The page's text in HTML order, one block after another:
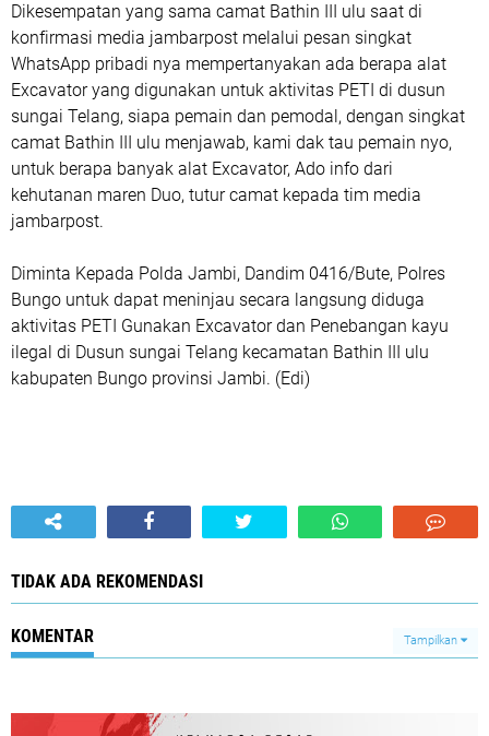
Dikesempatan yang sama camat Bathin III ulu saat di
konfirmasi media jambarpost melalui pesan singkat
WhatsApp pribadi nya mempertanyakan ada berapa alat
Excavator yang digunakan untuk aktivitas PETI di dusun
sungai Telang, siapa pemain dan pemodal, dengan singkat
camat Bathin III ulu menjawab, kami dak tau pemain nyo,
untuk berapa banyak alat Excavator, Ado info dari
kehutanan maren Duo, tutur camat kepada tim media
jambarpost.
Diminta Kepada Polda Jambi, Dandim 0416/Bute, Polres
Bungo untuk dapat meninjau secara langsung diduga
aktivitas PETI Gunakan Excavator dan Penebangan kayu
ilegal di Dusun sungai Telang kecamatan Bathin III ulu
kabupaten Bungo provinsi Jambi. (Edi)
TIDAK ADA REKOMENDASI
KOMENTAR Tampilkan